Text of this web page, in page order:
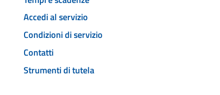
Accedi al servizio
Condizioni di servizio
Contatti
Strumenti di tutela